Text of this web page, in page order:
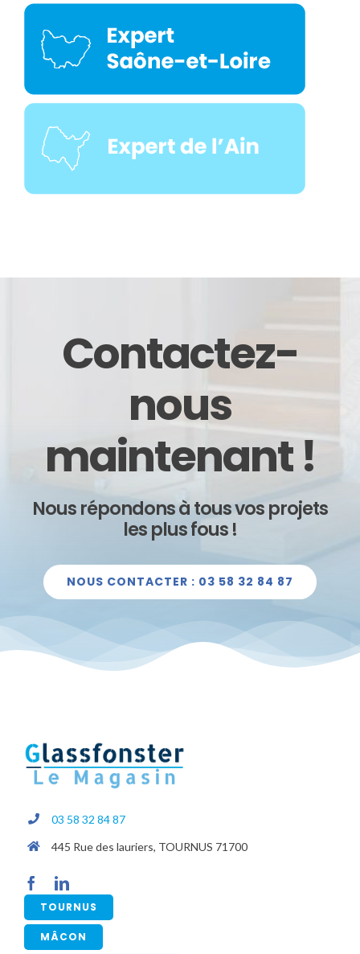
Contactez-
nous
maintenant !
Nous répondons à tous vos projets
les plus fous !
NOUS CONTACTER : 03 58 32 84 87
03 58 32 84 87
445 Rue des lauriers, TOURNUS 71700
TOURNUS
MÂCON